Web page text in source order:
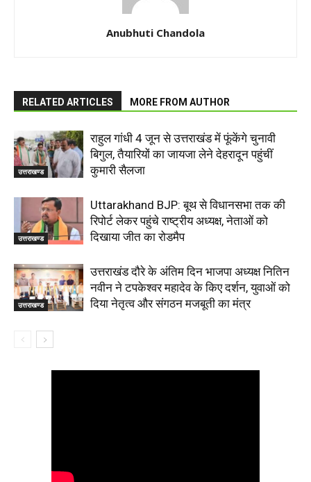
Anubhuti Chandola
RELATED ARTICLES MORE FROM AUTHOR
उत्तराखण्ड
राहुल गांधी 4 जून से उत्तराखंड में फूंकेंगे चुनावी
बिगुल, तैयारियों का जायजा लेने देहरादून पहुंचीं
कुमारी सैलजा
उत्तराखण्ड
Uttarakhand BJP: बूथ से विधानसभा तक की
रिपोर्ट लेकर पहुंचे राष्ट्रीय अध्यक्ष, नेताओं को
दिखाया जीत का रोडमैप
उत्तराखण्ड
उत्तराखंड दौरे के अंतिम दिन भाजपा अध्यक्ष नितिन
नवीन ने टपकेश्वर महादेव के किए दर्शन, युवाओं को
दिया नेतृत्व और संगठन मजबूती का मंत्र